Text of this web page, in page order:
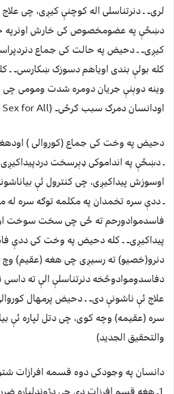
لری۔ ـ دنرتناسلی اله کوچنې کیږی، چی
دښځې په عضومخصوص کی خارش اونرپه
کیږی۔ ـ دحیض په حالت کی جماع
کله بولې بندی اویاهم دسوزک ښکارسی۔
وینه دوېنې جریان دومره شدت ومومی چی
اودانسان دمرګ سبب ګرځی۔ (Islam and Sex for All)
دحیض په وخت کی جماع (کوروالی )
ـ دښځې په انداموکی ډېرسخت
اوسوزش پیداکیږی، چی کنترول ئې
ـ ددې سره تخمدان په مکلمه توګه سره
فاسدموادورحم ته ځی چی سخت سوخت
پیداکیږی۔ ـ کله دحیض په وخت کی ددې
دنرو(خصیو) ته رسیږی چی هغه (عقیم)
دفاسدوموادوڅخه دنرتناسلې الې ته داسی
علاج ئې ناشونې دی۔ ـ دحیض پرمهال
سره (عقیمه) وچه کوی، چی دتل لپاره ئې
والتحقیق الجدید)
دانسان په وجودکی دوه قسمه افرازات